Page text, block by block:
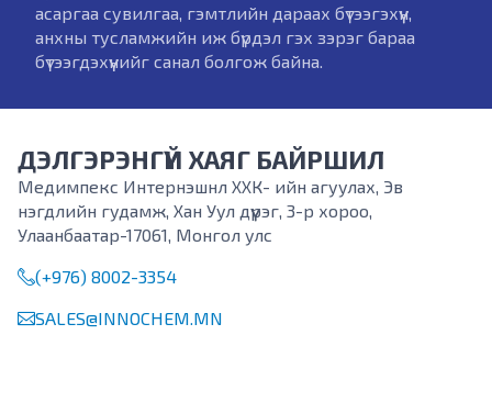
асаргаа сувилгаа, гэмтлийн дараах бүтээгэхүүн,
анхны тусламжийн иж бүрдэл гэх зэрэг бараа
бүтээгдэхүүнийг санал болгож байна.
ДЭЛГЭРЭНГҮЙ ХАЯГ БАЙРШИЛ
Медимпекс Интернэшнл ХХК- ийн агуулах, Эв
нэгдлийн гудамж, Хан Уул дүүрэг, 3-р хороо,
Улаанбаатар-17061, Монгол улс
(+976) 8002-3354
SALES@INNOCHEM.MN